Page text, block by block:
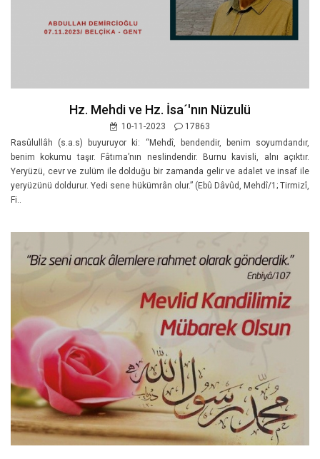
Hz. Mehdi ve Hz. İsa´'nın Nüzulü
10-11-2023
17863
Rasûlullâh (s.a.s) buyuruyor ki: “Mehdî, bendendir, benim soyumdandır,
benim kokumu taşır. Fâtıma’nın neslindendir. Burnu kavisli, alnı açıktır.
Yeryüzü, cevr ve zulüm ile dolduğu bir zamanda gelir ve adalet ve insaf ile
yeryüzünü doldurur. Yedi sene hükümrân olur.” (Ebû Dâvûd, Mehdî/1; Tirmizî,
Fi..